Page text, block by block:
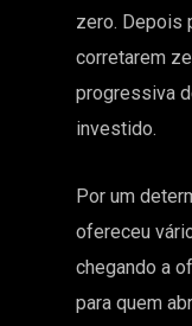
zero. Depois
corretarem
progressiva
investido.
Por um
ofereceu
chegando a
para quem